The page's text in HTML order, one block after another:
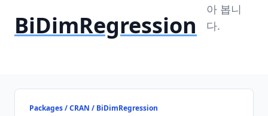
BiDimRegression
아 봅니
다.
Packages / CRAN / BiDimRegression